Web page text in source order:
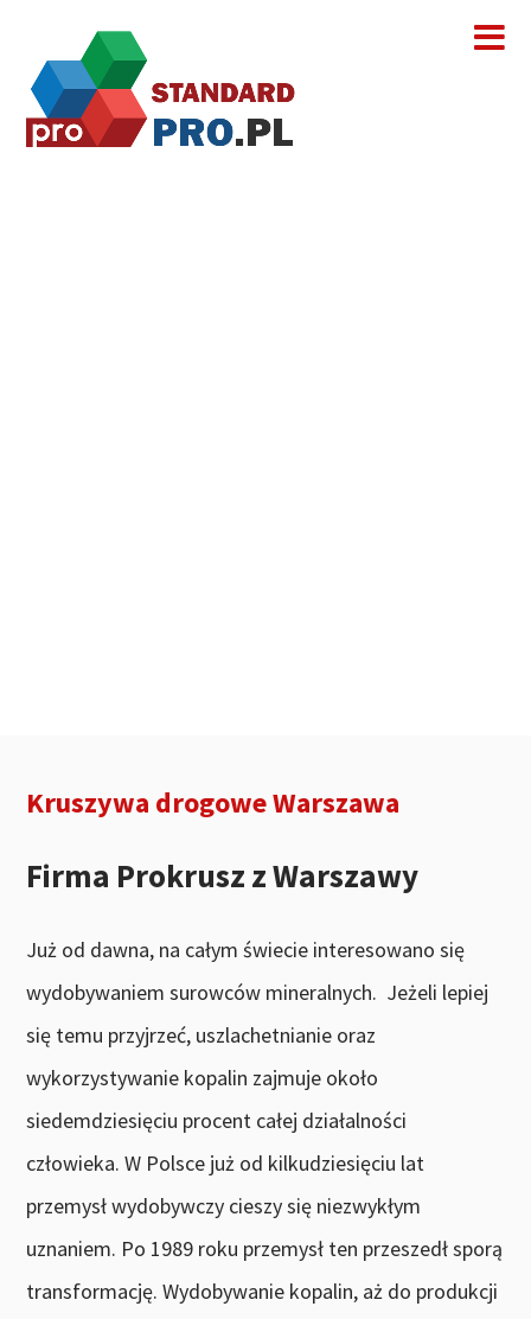
Kruszywa drogowe Warszawa
Firma Prokrusz z Warszawy
Już od dawna, na całym świecie interesowano się
wydobywaniem surowców mineralnych. Jeżeli lepiej
się temu przyjrzeć, uszlachetnianie oraz
wykorzystywanie kopalin zajmuje około
siedemdziesięciu procent całej działalności
człowieka. W Polsce już od kilkudziesięciu lat
przemysł wydobywczy cieszy się niezwykłym
uznaniem. Po 1989 roku przemysł ten przeszedł sporą
transformację. Wydobywanie kopalin, aż do produkcji